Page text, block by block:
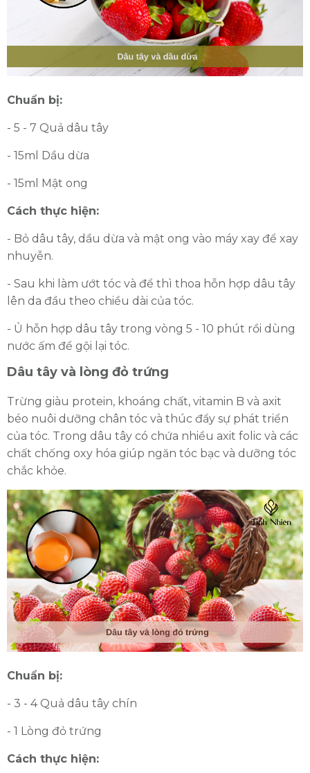
Chuẩn bị:
- 5 - 7 Quả dâu tây
- 15ml Dầu dừa
- 15ml Mật ong
Cách thực hiện:
- Bỏ dâu tây, dầu dừa và mật ong vào máy xay để xay
nhuyễn.
- Sau khi làm ướt tóc và để thì thoa hỗn hợp dâu tây
lên da đầu theo chiều dài của tóc.
- Ủ hỗn hợp dâu tây trong vòng 5 - 10 phút rồi dùng
nước ấm để gội lại tóc.
Dâu tây và lòng đỏ trứng
Trừng giàu protein, khoáng chất, vitamin B và axit
béo nuôi dưỡng chân tóc và thúc đẩy sự phát triển
của tóc. Trong dâu tây có chứa nhiều axit folic và các
chất chống oxy hóa giúp ngăn tóc bạc và dưỡng tóc
chắc khỏe.
Chuẩn bị:
- 3 - 4 Quả dâu tây chín
- 1 Lòng đỏ trứng
Cách thực hiện: